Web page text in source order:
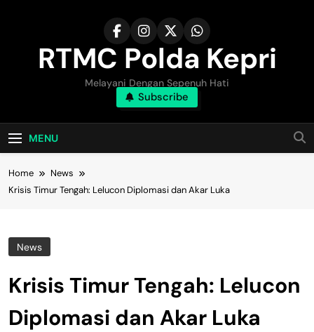
RTMC Polda Kepri
Melayani Dengan Sepenuh Hati
Subscribe
MENU
Home
News
Krisis Timur Tengah: Lelucon Diplomasi dan Akar Luka
News
Krisis Timur Tengah: Lelucon
Diplomasi dan Akar Luka